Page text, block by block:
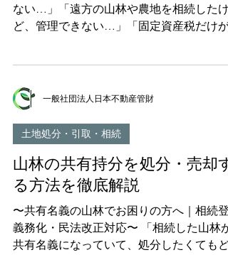
す。相続で不動産調査にお困りの方、終活
して資産を整理したい方は、ぜひ最後まで
録証明制度の詳細 所有不動産記録証明書の
請求方法【手続きガイド】 所有不動産記録
証明制度の5つのメリット 所有不動産記録
明制度の注意点
ない…」「遠方の山林や農地を相続したけ
ど、管理できない…」「固定資産税だけが
庫帰属制度」について、どこよりもわかり
すく解説します。 この制度は、相続した
「いらない土地」を国に引き取ってもらえ
画期的な制度です。 しかし、「名前が難し
くて何の制度かわからない」「条件が複雑
よくわからない」という声が非常に多く聞
れます。 本記事では、制度の仕組みから、
利用できる条件、かかる費用、申請の手順
さらには最新の統計データまで、専門用語
できるだけ使わずに徹底的に解説します。
一般社団法人日本不動産管財
土地処分・引取・相続
山林の共有持分を処分・売却す
る方法を徹底解説
〜共有名義の山林でお困りの方へ｜相続登
義務化・民法改正対応〜 「相続した山林が
共有名義になっていて、処分したくてもど